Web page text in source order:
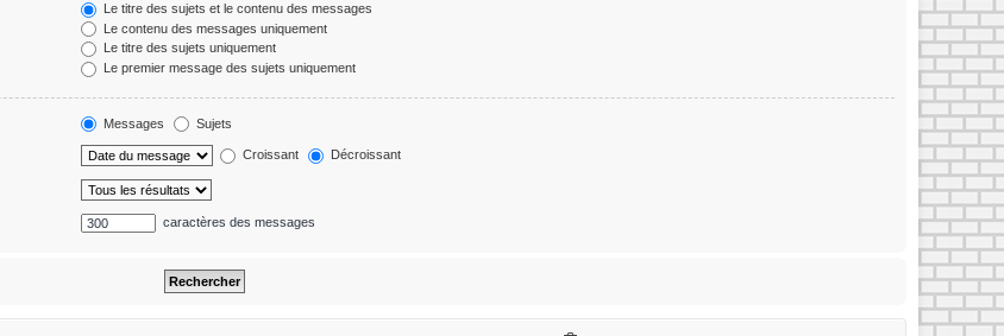
Le titre des sujets et le contenu des messages
Le contenu des messages uniquement
Le titre des sujets uniquement
Le premier message des sujets uniquement
Messages Sujets
Croissant Décroissant
caractères des messages